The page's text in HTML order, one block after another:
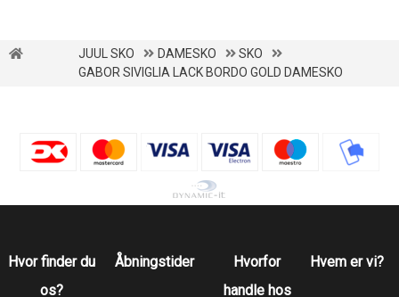
JUUL SKO DAMESKO
SKO
GABOR SIVIGLIA LACK BORDO GOLD DAMESKO
Hvor finder du
os?
Åbningstider
Hvorfor
handle hos
Hvem er vi?